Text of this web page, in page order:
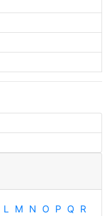
L M N O P Q R